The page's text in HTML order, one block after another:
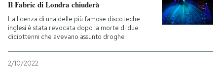
Il Fabric di Londra chiuderà
La licenza di una delle più famose discoteche
inglesi è stata revocata dopo la morte di due
diciottenni che avevano assunto droghe
2/10/2022